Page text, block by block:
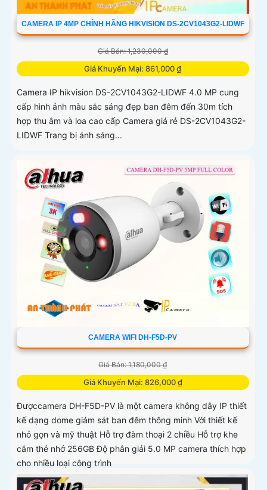
CAMERA IP 4MP CHÍNH HÃNG HIKVISION DS-2CV1043G2-LIDWF
Giá Bán: 1,230,000 ₫
Giá Khuyến Mại: 861,000 ₫
Camera IP hikvision DS-2CV1043G2-LIDWF 4.0 MP cung
cấp hình ảnh màu sắc sáng đẹp ban đêm đến 30m tích
hợp thu âm và loa cao cấp Camera giá rẻ DS-2CV1043G2-
LIDWF Trang bị ánh sáng...
CAMERA WIFI DH-F5D-PV
Giá Bán: 1,180,000 ₫
Giá Khuyến Mại: 826,000 ₫
Đượccamera DH-F5D-PV là một camera không dây IP thiết
kế dạng dome giám sát ban đêm thông minh Với thiết kế
nhỏ gọn và mỹ thuật Hỗ trợ đàm thoại 2 chiều Hỗ trợ khe
cắm thẻ nhớ 256GB Độ phân giải 5.0 MP camera thích hợp
cho nhiều loại công trình